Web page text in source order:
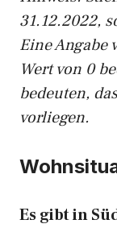
31.12.2022,
Eine Angabe
Wert von 0
bedeuten,
vorliegen.
Es gibt in